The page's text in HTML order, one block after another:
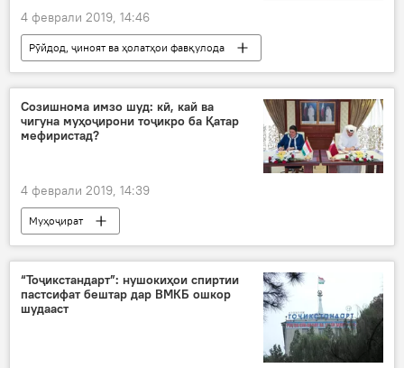
4 феврали 2019, 14:46
Рӯйдод, ҷиноят ва ҳолатҳои фавқулода
Ҳамаи хабарҳо
Созишнома имзо шуд: кӣ, кай ва
чигуна муҳоҷирони тоҷикро ба Қатар
мефиристад?
4 феврали 2019, 14:39
Муҳоҷират
“Тоҷикстандарт”: нушокиҳои спиртии
пастсифат бештар дар ВМКБ ошкор
шудааст